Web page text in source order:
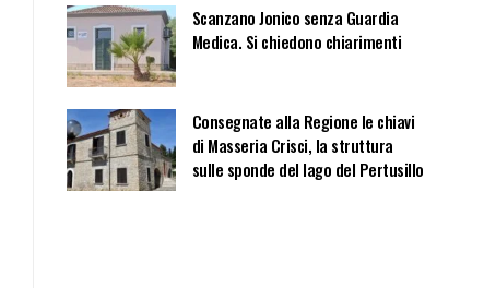
Scanzano Jonico senza Guardia
Medica. Si chiedono chiarimenti
Consegnate alla Regione le chiavi
di Masseria Crisci, la struttura
sulle sponde del lago del Pertusillo